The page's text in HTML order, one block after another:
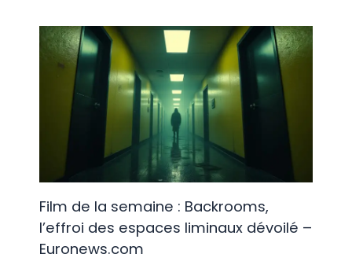
Film de la semaine : Backrooms,
l’effroi des espaces liminaux dévoilé –
Euronews.com